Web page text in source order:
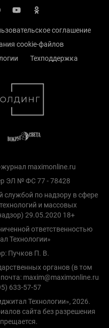
соглашение
cookie-файлов
Техподдержка
maximonline.ru
ЭЛ № ФС 77 - 78428
службой по надзору в сфере
и массовых
29.05.2020 18+
ответственностью
Технологии»
Пучков П. В.
органов (в том
maxim@maximonline.ru
633-57-57
Технологии», 2026.
сайта без разрешения